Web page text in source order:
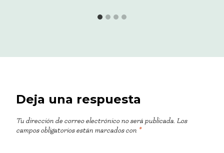
Deja una respuesta
Tu dirección de correo electrónico no será publicada. Los
campos obligatorios están marcados con *